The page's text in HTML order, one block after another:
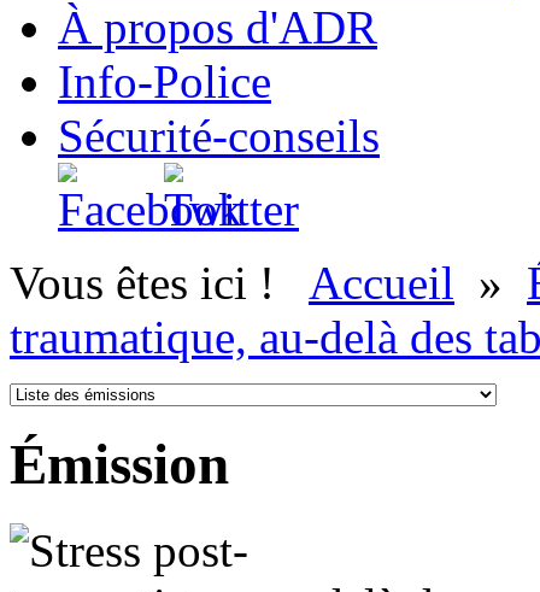
À propos d'ADR
Info-Police
Sécurité-conseils
Vous êtes ici ! Accueil »
traumatique, au-delà des
Émission